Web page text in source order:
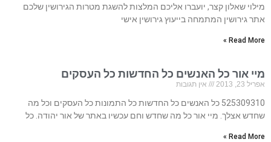
מילוי שאלון קצר, יועברו אליכם המלצות להשגת מטרות הגירושין שלכם
אתר גירושין המתמחה בייעוץ גירושין אישי
Read More »
מיי אור כל האנשים כל החדשות כל העסקים
אפריל 23, 2013 אין תגובות
525309310 כל האנשים כל החדשות כל התמונות כל העסקים וכל מה
שחדש אצלך. מיי אור כל מה שחדש וחם עכשיו באתר של אור יהודה. כל
Read More »